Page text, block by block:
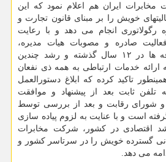
ایران هم اعلام نمود که این
خویش را بر مبنای قانون تجارت و
رگولاتوری انجام می دهد و با رعایت
فعالیت صادره و مصوبات هیات مدیره،
علیرغم ثابت ماندن تعرفه ها در ۱۲ سال گذشته و رشد چندین
ارائه خدمات ارتباطی به همه ذی نفعان
تاکید کرده که ابلاغ دستورالعمل
تلفن ثابت بعد از پیشنهاد و موافقت
و شورای رقابت و بعد از بررسی توسط
است و با عنایت به لزوم پیاده سازی
اقتصادی در کشور، شرکت مخابرات
گسترده خویش را در سرتاسر کشور و
می دهد.